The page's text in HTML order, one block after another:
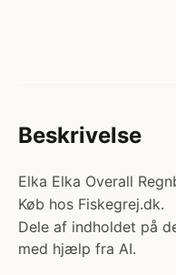
Beskrivelse
Elka Elka Overall
Køb hos Fiskegrej.dk.
Dele af indholdet på
med hjælp fra AI.